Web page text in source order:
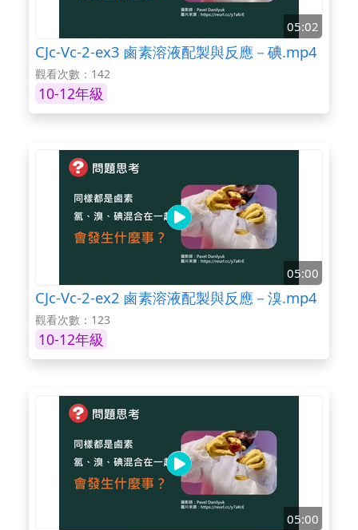
05:02
CJc-Vc-2-ex3 鹵素溶液配製與反應－碘.mp4
觀看次數：142
10-12年級
05:00
CJc-Vc-2-ex2 鹵素溶液配製與反應－溴.mp4
觀看次數：123
10-12年級
05:00